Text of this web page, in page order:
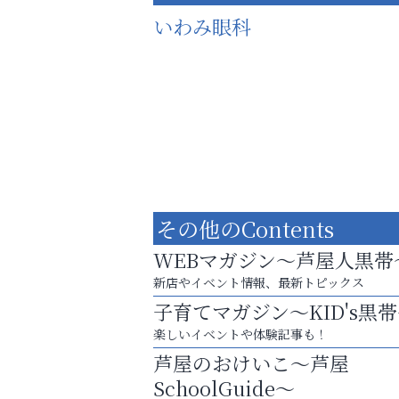
いわみ眼科
スマホは何時間までなら大丈夫？ ～スマホ
に知っておきたい子どもの近視対策～
おそうじ本舗芦屋東
その他のContents
WEBマガジン～芦屋人黒帯
新店やイベント情報、最新トピックス
子育てマガジン～KID's黒
楽しいイベントや体験記事も！
芦屋のおけいこ～芦屋
SchoolGuide～